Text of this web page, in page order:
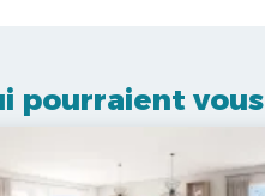
pourraient